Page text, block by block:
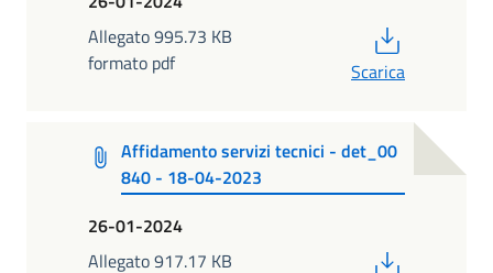
Allegato 995.73 KB
formato pdf
Scarica
Affidamento servizi tecnici - det_00
840 - 18-04-2023
26-01-2024
Allegato 917.17 KB